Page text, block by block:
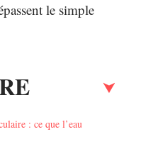
le simple
: ce que l’eau